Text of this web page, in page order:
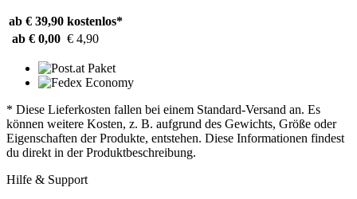
ab € 39,90 kostenlos*
ab € 0,00 € 4,90
* Diese Lieferkosten fallen bei einem Standard-Versand an. Es
können weitere Kosten, z. B. aufgrund des Gewichts, Größe oder
Eigenschaften der Produkte, entstehen. Diese Informationen findest
du direkt in der Produktbeschreibung.
Hilfe & Support